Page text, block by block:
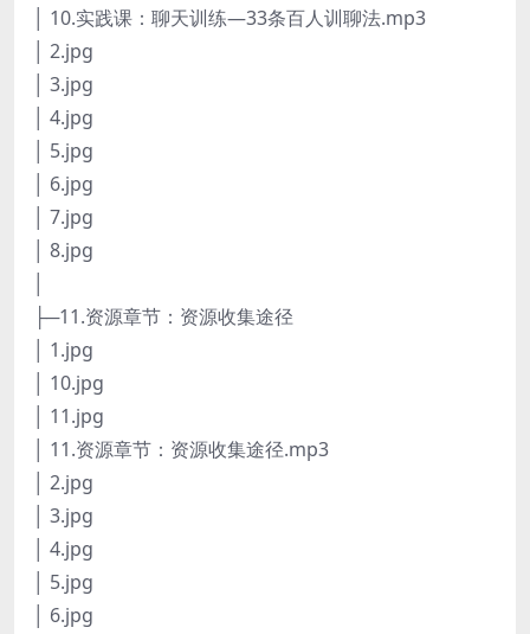
│ 10.实践课：聊天训练—33条百人训聊法.mp3
│ 2.jpg
│ 3.jpg
│ 4.jpg
│ 5.jpg
│ 6.jpg
│ 7.jpg
│ 8.jpg
├─11.资源章节：资源收集途径
│ 1.jpg
│ 10.jpg
│ 11.jpg
│ 11.资源章节：资源收集途径.mp3
│ 2.jpg
│ 3.jpg
│ 4.jpg
│ 5.jpg
│ 6.jpg